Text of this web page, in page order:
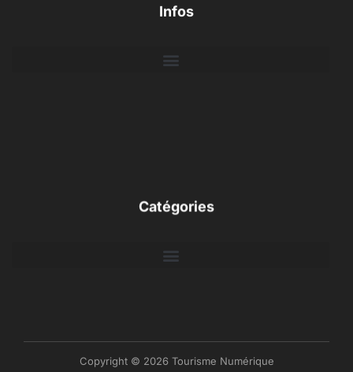
Infos
Catégories
Copyright © 2026 Tourisme Numérique